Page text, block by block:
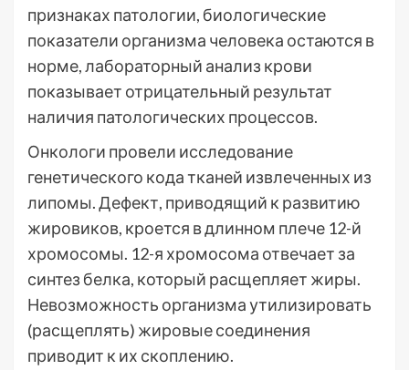
признаках патологии, биологические
показатели организма человека остаются в
норме, лабораторный анализ крови
показывает отрицательный результат
наличия патологических процессов.
Онкологи провели исследование
генетического кода тканей извлеченных из
липомы. Дефект, приводящий к развитию
жировиков, кроется в длинном плече 12-й
хромосомы. 12-я хромосома отвечает за
синтез белка, который расщепляет жиры.
Невозможность организма утилизировать
(расщеплять) жировые соединения
приводит к их скоплению.